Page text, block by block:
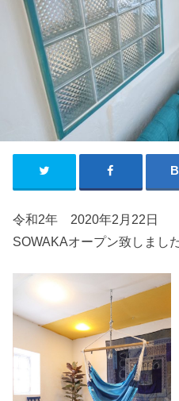
令和2年 2020年2月22日
SOWAKAオープン致しまし